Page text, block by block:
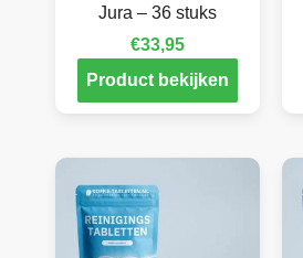
Jura – 36 stuks
€33,95
Product bekijken